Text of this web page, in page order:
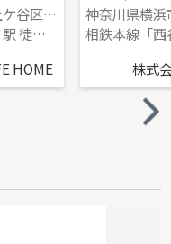
神奈川県横浜市保土ケ谷区常盤台
相鉄本線「和田町」駅 徒歩16分
HOME
株式